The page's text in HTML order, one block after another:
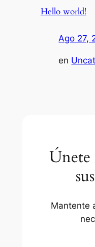
Hello world!
Ago 27,
en
Únete
Mantente